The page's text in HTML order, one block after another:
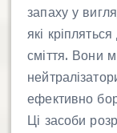
запаху у
які
сміття. Вони
ефективно
Ці засоби